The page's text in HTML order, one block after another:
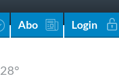
Abo Login
28°